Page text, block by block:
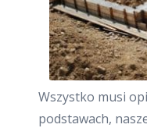
Wszystko musi
podstawach,